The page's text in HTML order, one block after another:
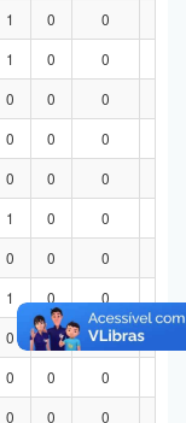
1 0 0
1 0 0
0 0 0
0 0 0
0 0 0
1 0 0
0 0 0
1 0 0
0 0 0
0 0 0
0 0 0